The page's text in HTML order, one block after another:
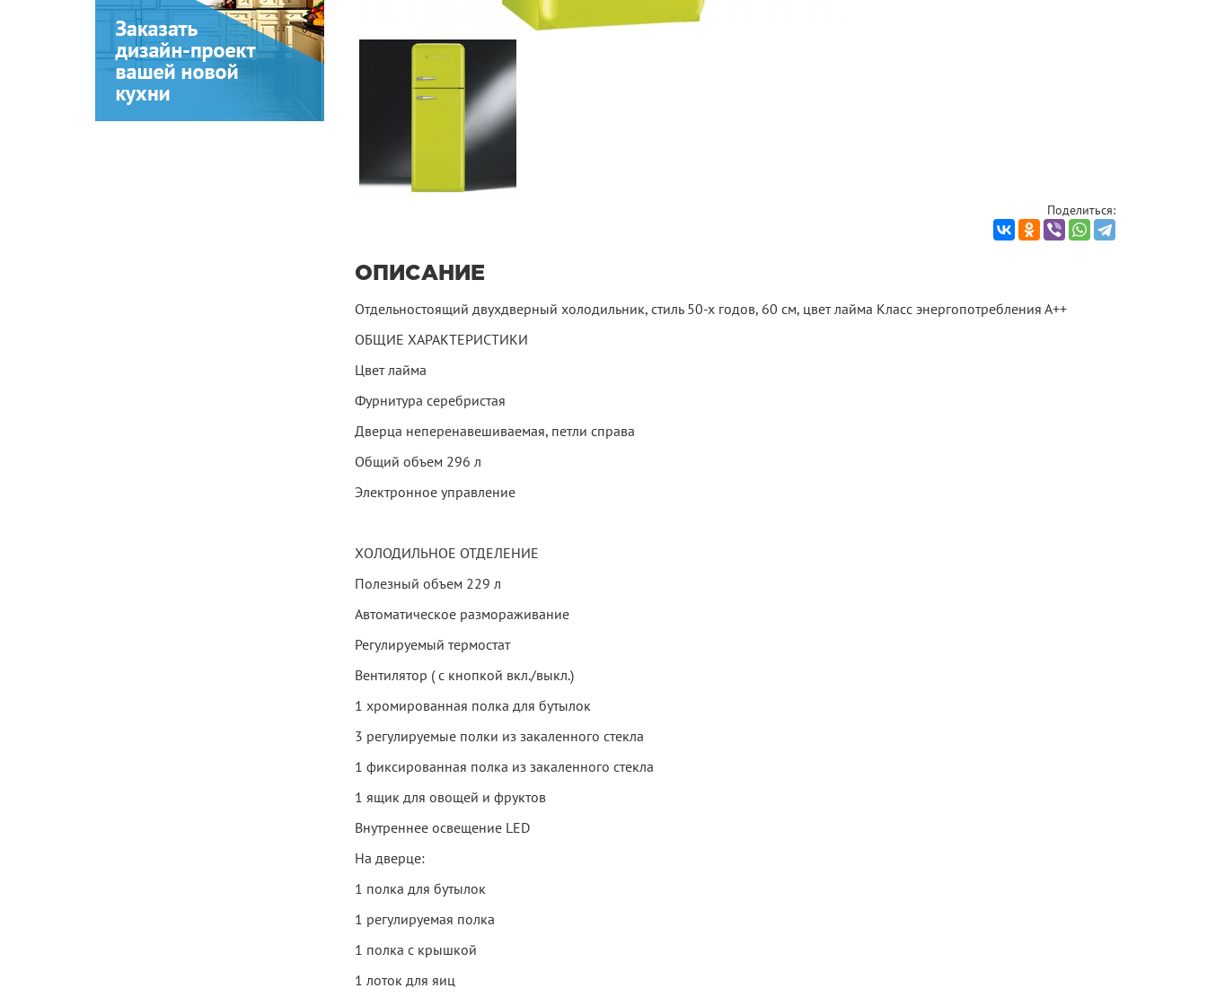
Поделиться:
ОПИСАНИЕ
Отдельностоящий двухдверный холодильник, стиль 50-х годов, 60 см, цвет лайма Класс энергопотребления А++
ОБЩИЕ ХАРАКТЕРИСТИКИ
Цвет лайма
Фурнитура серебристая
Дверца неперенавешиваемая, петли справа
Общий объем 296 л
Электронное управление
ХОЛОДИЛЬНОЕ ОТДЕЛЕНИЕ
Полезный объем 229 л
Автоматическое размораживание
Регулируемый термостат
Вентилятор ( с кнопкой вкл./выкл.)
1 хромированная полка для бутылок
3 регулируемые полки из закаленного стекла
1 фиксированная полка из закаленного стекла
1 ящик для овощей и фруктов
Внутреннее освещение LED
На дверце:
1 полка для бутылок
1 регулируемая полка
1 полка с крышкой
1 лоток для яиц